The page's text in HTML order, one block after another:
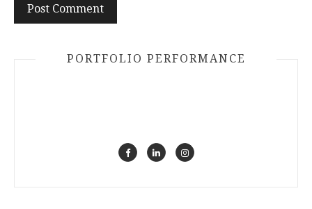
PORTFOLIO PERFORMANCE